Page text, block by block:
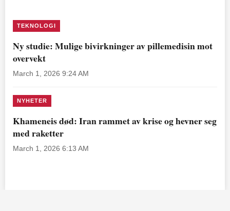
TEKNOLOGI
Ny studie: Mulige bivirkninger av pillemedisin mot
overvekt
March 1, 2026 9:24 AM
NYHETER
Khameneis død: Iran rammet av krise og hevner seg
med raketter
March 1, 2026 6:13 AM